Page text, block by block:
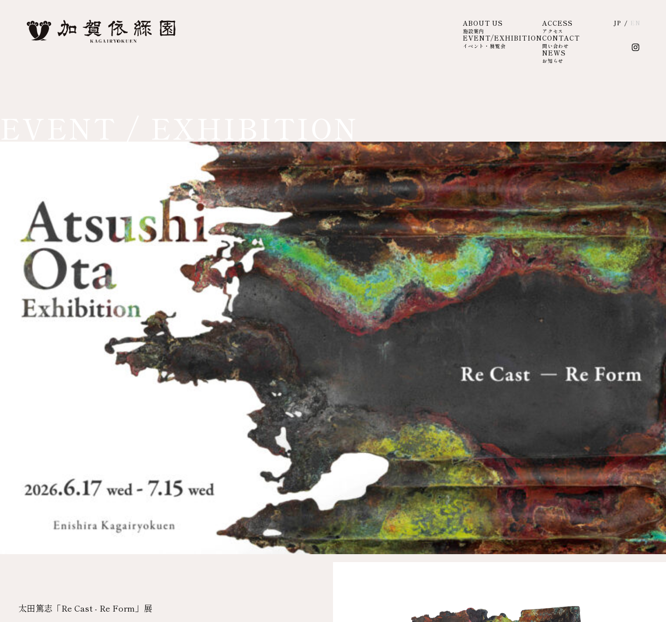
JP / EN
ABOUT US
施設案内
ACCESS
アクセス
EVENT/EXHIBITION
イベント・展覧会
CONTACT
問い合わせ
NEWS
お知らせ
太田篤志「Re Cast - Re Form」展